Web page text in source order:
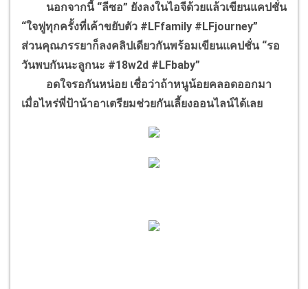
นอกจากนี้ “ลีซอ” ยังลงในไอจีด้วยแล้วเขียนแคปชั่น
“ใจฟูทุกครั้งที่เค้าขยับตัว #LFfamily #LFjourney”
ส่วนคุณภรรยาก็ลงคลิปเดียวกันพร้อมเขียนแคปชั่น “รอ
วันพบกันนะลูกนะ #18w2d #LFbaby”
อดใจรอกันหน่อย เชื่อว่าถ้าหนูน้อยคลอดออกมา
เมื่อไหร่พี่ป้าน้าอาเตรียมช่วยกันเลี้ยงออนไลน์ได้เลย